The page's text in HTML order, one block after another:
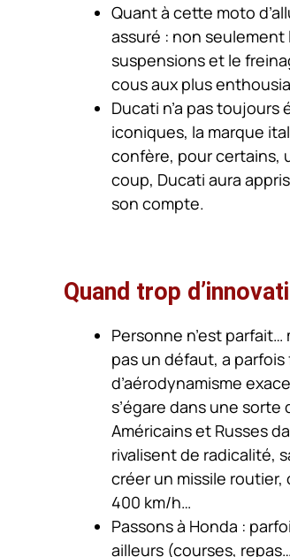
Quant à cette moto
assuré : non
suspensions et le
cous aux plus
Ducati n’a pas
iconiques, la marque
confère, pour certains,
coup, Ducati aura
son compte.
Quand trop
Personne n’est parfait…
pas un défaut, a parfois
d’aérodynamisme
s’égare dans une
Américains et Russes
rivalisent de radicalité,
créer un missile routier,
400 km/h…
Passons à Honda :
ailleurs (courses,